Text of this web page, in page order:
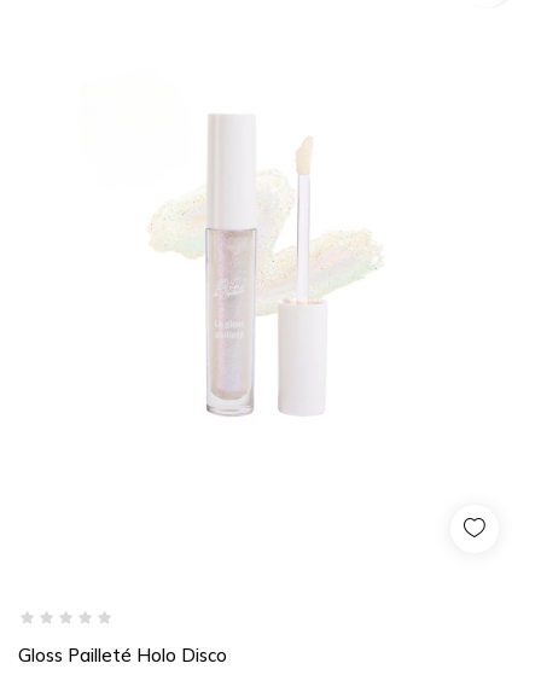
Gloss Pailleté Holo Disco